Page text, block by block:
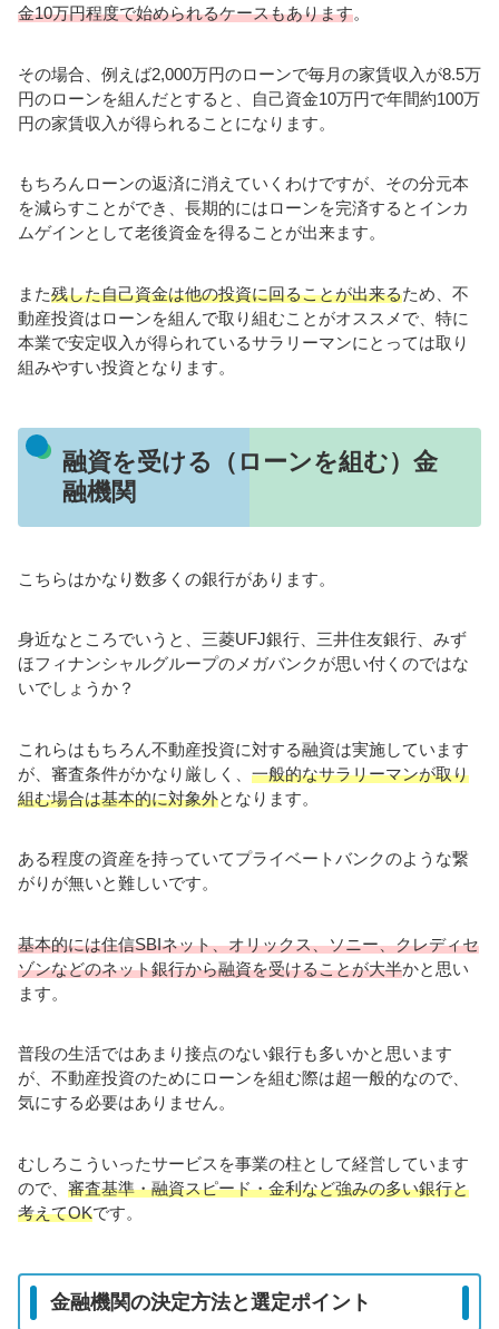
金10万円程度で始められるケースもあります。
その場合、例えば2,000万円のローンで毎月の家賃収入が8.5万
円のローンを組んだとすると、自己資金10万円で年間約100万
円の家賃収入が得られることになります。
もちろんローンの返済に消えていくわけですが、その分元本
を減らすことができ、長期的にはローンを完済するとインカ
ムゲインとして老後資金を得ることが出来ます。
また残した自己資金は他の投資に回ることが出来るため、不
動産投資はローンを組んで取り組むことがオススメで、特に
本業で安定収入が得られているサラリーマンにとっては取り
組みやすい投資となります。
融資を受ける（ローンを組む）金
融機関
こちらはかなり数多くの銀行があります。
身近なところでいうと、三菱UFJ銀行、三井住友銀行、みず
ほフィナンシャルグループのメガバンクが思い付くのではな
いでしょうか？
これらはもちろん不動産投資に対する融資は実施しています
が、審査条件がかなり厳しく、 一般的なサラリーマンが取り
組む場合は基本的に対象外となります。
ある程度の資産を持っていてプライベートバンクのような繋
がりが無いと難しいです。
基本的には住信SBIネット、オリックス、ソニー、クレディセ
ゾンなどのネット銀行から融資を受けることが大半かと思い
ます。
普段の生活ではあまり接点のない銀行も多いかと思います
が、不動産投資のためにローンを組む際は超一般的なので、
気にする必要はありません。
むしろこういったサービスを事業の柱として経営しています
ので、 審査基準・融資スピード・金利など強みの多い銀行と
考えてOKです。
金融機関の決定方法と選定ポイント